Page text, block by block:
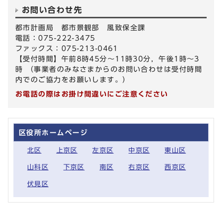
お問い合わせ先
都市計画局 都市景観部 風致保全課
電話：075-222-3475
ファックス：075-213-0461
【受付時間】午前8時45分～11時30分，午後1時～3
時 （事業者のみなさまからのお問い合わせは受付時間
内でのご協力をお願いします。）
お電話の際はお掛け間違いにご注意ください
区役所ホームページ
北区 上京区 左京区 中京区 東山区
山科区 下京区 南区 右京区 西京区
伏見区